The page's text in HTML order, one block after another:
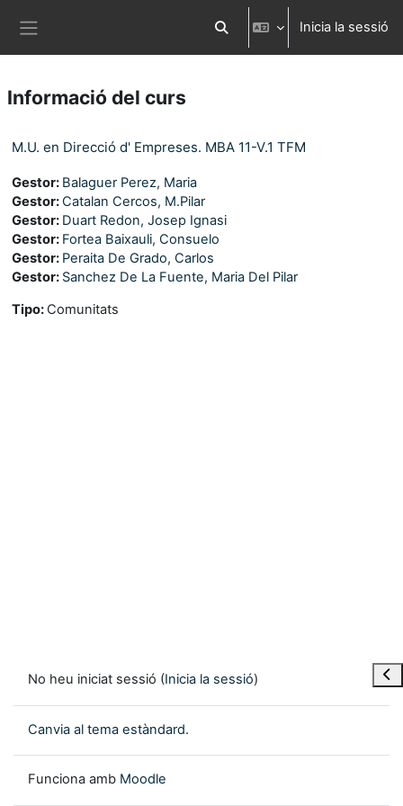
Commuta l'entrada de la cerca
Inicia la sessió
Informació del curs
M.U. en Direcció d' Empreses. MBA 11-V.1 TFM
Gestor: Balaguer Perez, Maria
Gestor:Catalan Cercos, M.Pilar
Gestor: Duart Redon, Josep Ignasi
Gestor: Fortea Baixauli, Consuelo
Gestor: Peraita De Grado, Carlos
Gestor: Sanchez De La Fuente, Maria Del Pilar
Tipo: Comunitats
No heu iniciat sessió (Inicia la sessió)
Canvia al tema estàndard.
Funciona amb Moodle